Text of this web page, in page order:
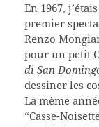
En 1967,
premier
Renzo
pour un petit
di San
dessiner les
La même
“Casse-